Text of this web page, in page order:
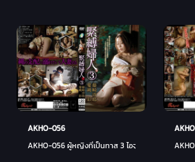
AKHO-056
AKHO-056 ผู้หญิงที่เป็นทาส 3 ไอจุนไซ ซายะ ฟูจิซากิ